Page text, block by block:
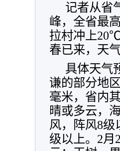
记者从省
峰，全省最
拉村冲上
春已来，天
具体天气
谦的部分地
毫米，省内
晴或多云，
风，阵风8级
级以上。2月